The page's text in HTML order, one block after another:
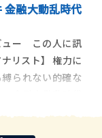
・レビュー この
済アナリスト】
「人事」を変え
金融大動乱時代
ュー この人に訊
リスト】 権力に
られない的確な